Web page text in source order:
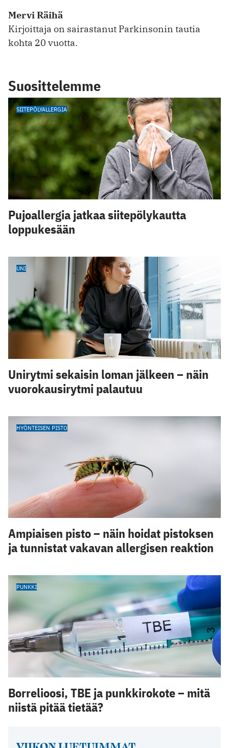
Mervi Räihä
Kirjoittaja on sairastanut Parkinsonin tautia
kohta 20 vuotta.
Suosittelemme
SIITEPÖLYALLERGIA
Pujoallergia jatkaa siitepölykautta
loppukesään
UNI
Unirytmi sekaisin loman jälkeen – näin
vuorokausirytmi palautuu
HYÖNTEISEN PISTO
Ampiaisen pisto – näin hoidat pistoksen
ja tunnistat vakavan allergisen reaktion
PUNKKI
Borrelioosi, TBE ja punkkirokote – mitä
niistä pitää tietää?